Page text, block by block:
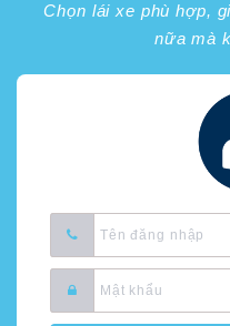
Chọn lái xe phù hợp,
nữa mà